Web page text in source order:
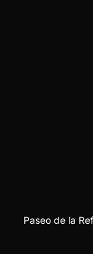
Paseo de la